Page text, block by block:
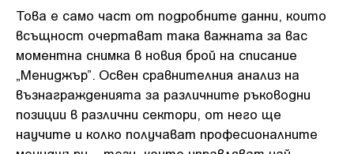
Това е само част от подробните данни, които
всъщност очертават така важната за вас
моментна снимка в новия брой на списание
„Мениджър”. Освен сравнителния анализ на
възнагражденията за различните ръководни
позиции в различни сектори, от него ще
научите и колко получават професионалните